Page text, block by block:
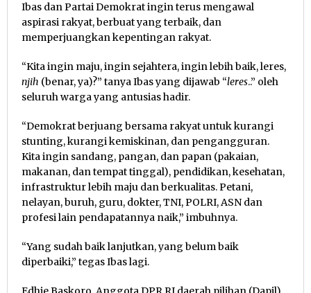
Ibas dan Partai Demokrat ingin terus mengawal
aspirasi rakyat, berbuat yang terbaik, dan
memperjuangkan kepentingan rakyat.
“Kita ingin maju, ingin sejahtera, ingin lebih baik, leres,
njih (benar, ya)?” tanya Ibas yang dijawab “leres..” oleh
seluruh warga yang antusias hadir.
“Demokrat berjuang bersama rakyat untuk kurangi
stunting, kurangi kemiskinan, dan pengangguran.
Kita ingin sandang, pangan, dan papan (pakaian,
makanan, dan tempat tinggal), pendidikan, kesehatan,
infrastruktur lebih maju dan berkualitas. Petani,
nelayan, buruh, guru, dokter, TNI, POLRI, ASN dan
profesi lain pendapatannya naik,” imbuhnya.
“Yang sudah baik lanjutkan, yang belum baik
diperbaiki,” tegas Ibas lagi.